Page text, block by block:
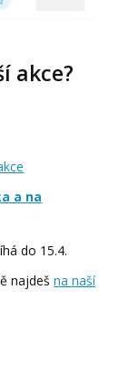
akce?
a na
do 15.4.
najdešna naší